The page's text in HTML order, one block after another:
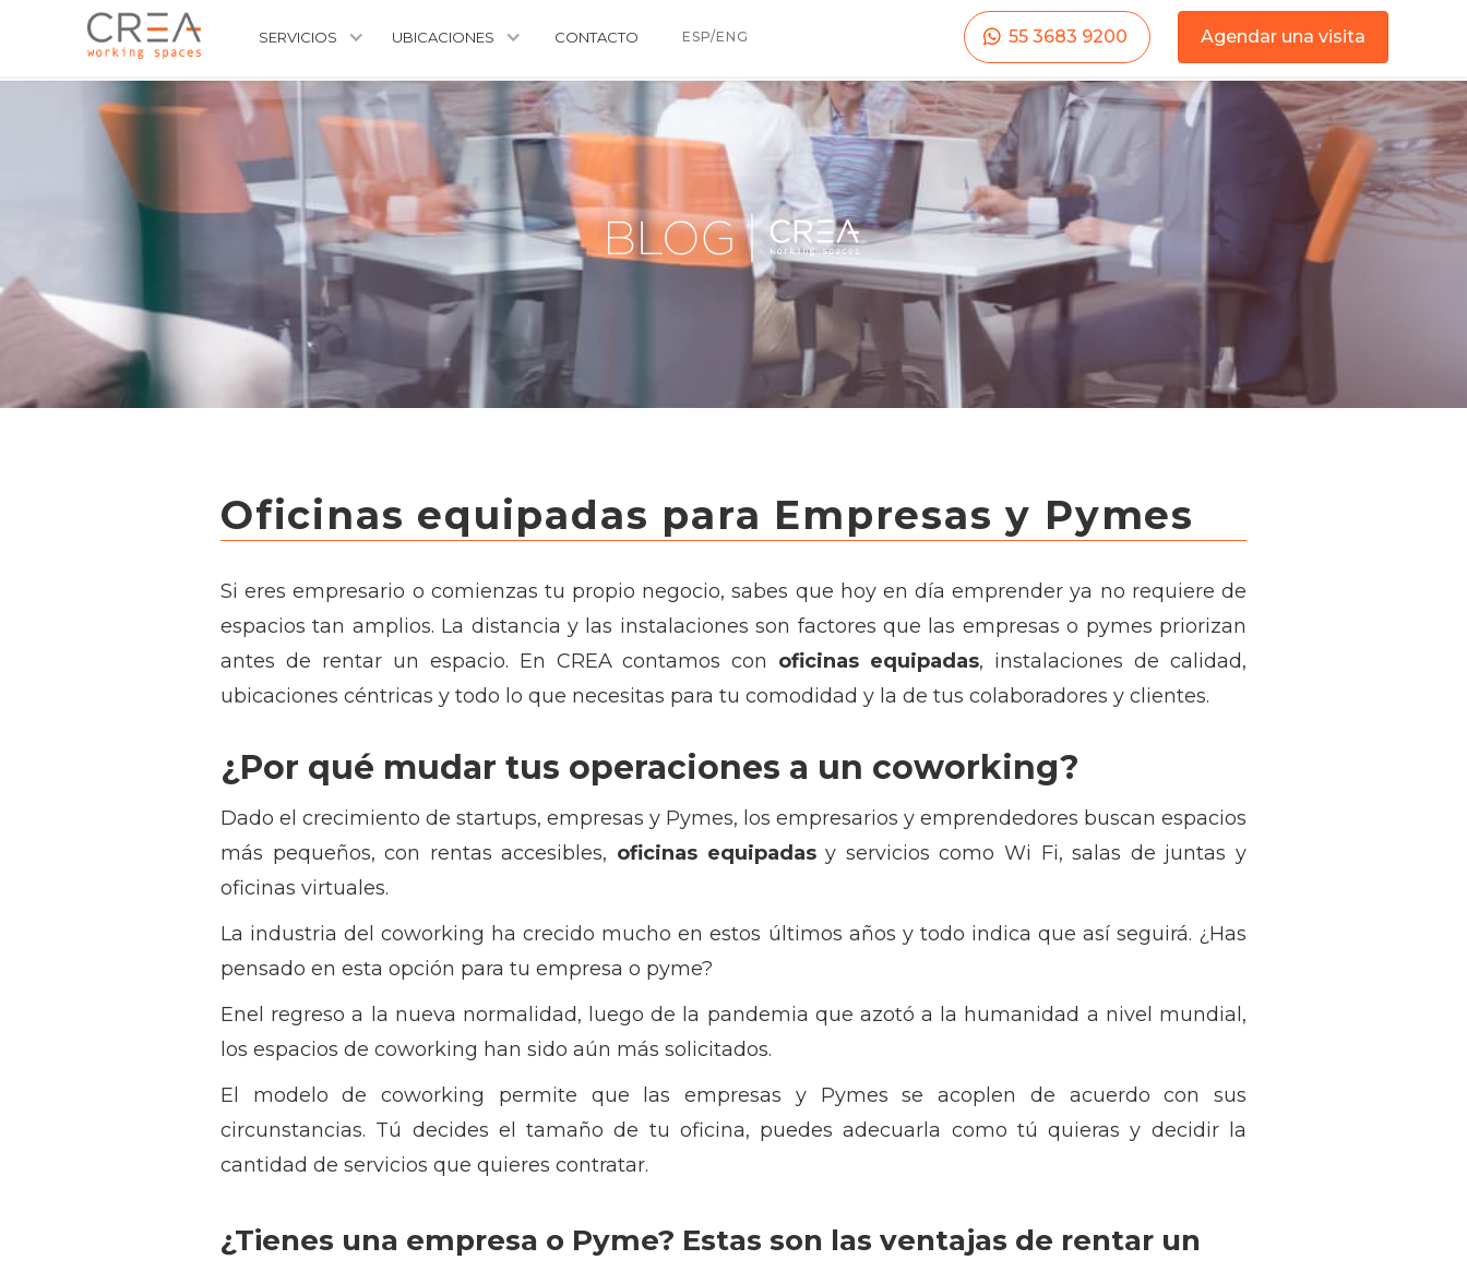
SERVICIOS UBICACIONES CONTACTO ESP/ENG Agendar una visita
55 3683 9200
Oficinas equipadas para Empresas y Pymes
Si eres empresario o comienzas tu propio negocio, sabes que hoy en día emprender ya no requiere de
espacios tan amplios. La distancia y las instalaciones son factores que las empresas o pymes priorizan
antes de rentar un espacio. En CREA contamos con oficinas equipadas, instalaciones de calidad,
ubicaciones céntricas y todo lo que necesitas para tu comodidad y la de tus colaboradores y clientes.
¿Por qué mudar tus operaciones a un coworking?
Dado el crecimiento de startups, empresas y Pymes, los empresarios y emprendedores buscan espacios
más pequeños, con rentas accesibles, oficinas equipadasy servicios como Wi Fi, salas de juntas y
oficinas virtuales.
La industria del coworking ha crecido mucho en estos últimos años y todo indica que así seguirá. ¿Has
pensado en esta opción para tu empresa o pyme?
Enel regreso a la nueva normalidad, luego de la pandemia que azotó a la humanidad a nivel mundial,
los espacios de coworking han sido aún más solicitados.
El modelo de coworking permite que las empresas y Pymes se acoplen de acuerdo con sus
circunstancias. Tú decides el tamaño de tu oficina, puedes adecuarla como tú quieras y decidir la
cantidad de servicios que quieres contratar.
¿Tienes una empresa o Pyme? Estas son las ventajas de rentar un